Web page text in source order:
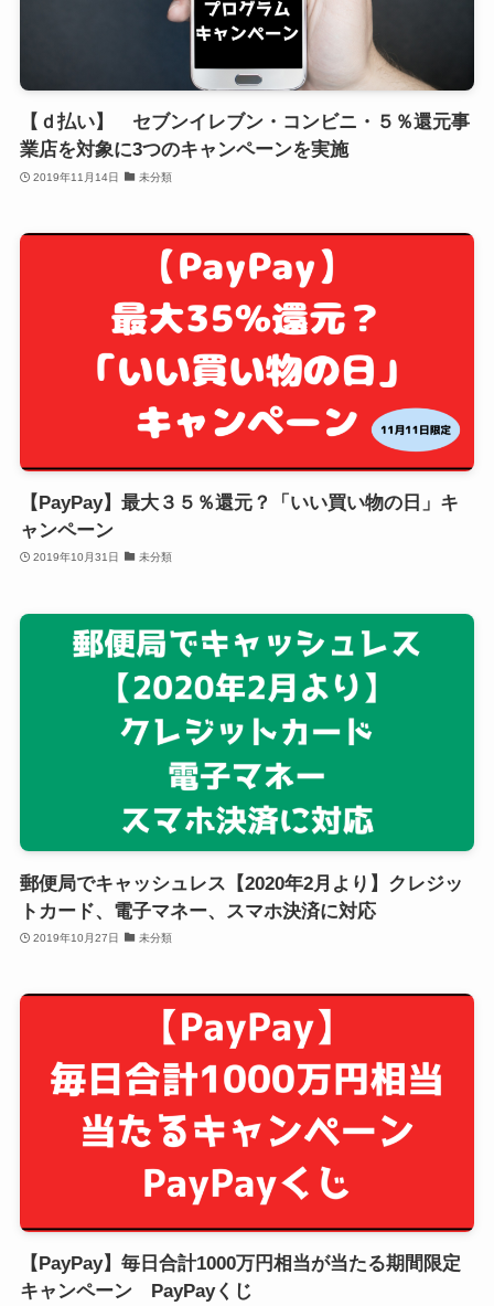
【ｄ払い】 セブンイレブン・コンビニ・５％還元事
業店を対象に3つのキャンペーンを実施
2019年11月14日 未分類
【PayPay】最大３５％還元？「いい買い物の日」キ
ャンペーン
2019年10月31日 未分類
郵便局でキャッシュレス【2020年2月より】クレジッ
トカード、電子マネー、スマホ決済に対応
2019年10月27日 未分類
【PayPay】毎日合計1000万円相当が当たる期間限定
キャンペーン PayPayくじ